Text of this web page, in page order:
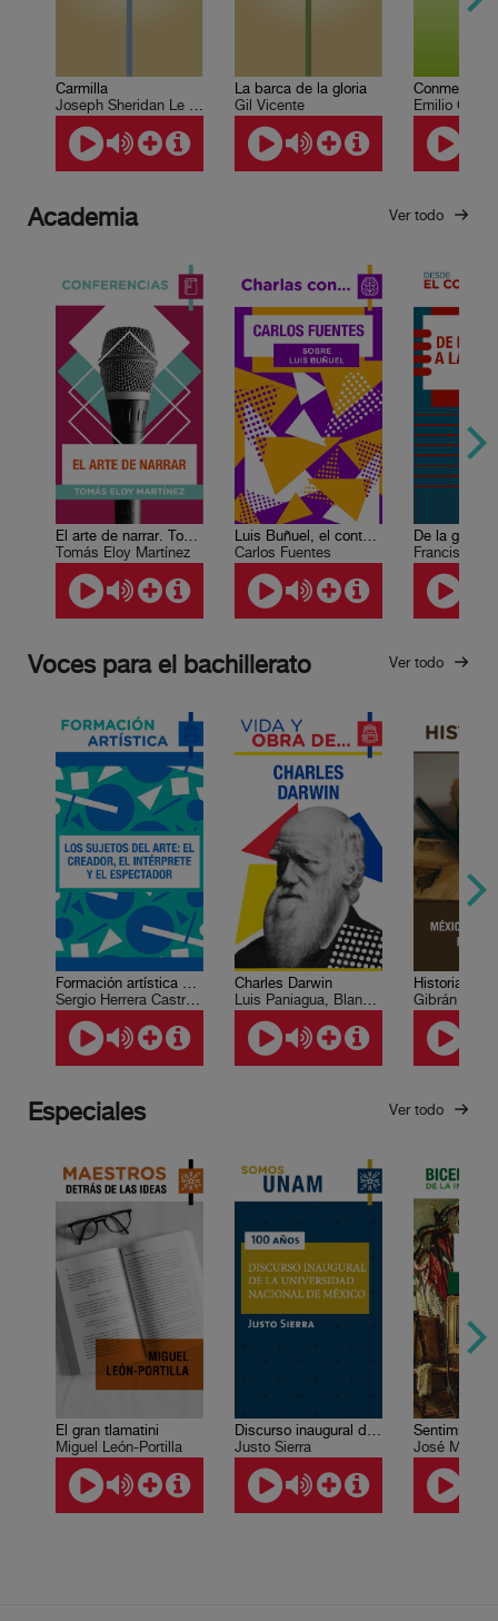
Carmilla
Joseph Sheridan Le Fanu
La barca de la gloria
Gil Vicente
Emilio
Academia Ver todo
El arte de narrar. Tomás Eloy Matínez
Tomás Eloy Martínez
Luis Buñuel, el contexto social y literario de su obra fílmica
Carlos Fuentes
Voces para el bachillerato Ver todo
Formación artística 3. Los sujetos del arte: el creador, el intérprete y el espectador
Sergio Herrera Castro, Pedro Enrique Ayala Medina, Víctor Manuel Monroy de la Rosa, Felipe Mejía Rodríguez, Guadalupe Sumano Durán, Ismael Antonio Colmenares M., Leticia Escobar, Saúl León Ramírez, José Luis Alderete Retana
Charles Darwin
Luis Paniagua, Blanca González
Especiales Ver todo
El gran tlamatini
Miguel León-Portilla
Discurso inaugural de la Universidad Nacional de México
Justo Sierra